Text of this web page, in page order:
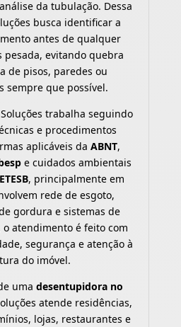
da tubulação. Dessa
busca identificar a
antes de qualquer
pesada, evitando quebra
de pisos, paredes ou
sempre que possível.
trabalha seguindo
e procedimentos
aplicáveis daABNT,
e cuidados ambientais
, principalmente em
rede de esgoto,
gordura e sistemas de
o atendimento é feito com
segurança e atenção à
do imóvel.
umadesentupidora no
atende residências,
lojas, restaurantes e